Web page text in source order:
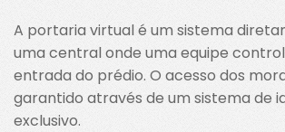
A portaria virtual é um sistema
uma central onde uma equipe
entrada do prédio. O acesso dos
garantido através de um sistema de
exclusivo.